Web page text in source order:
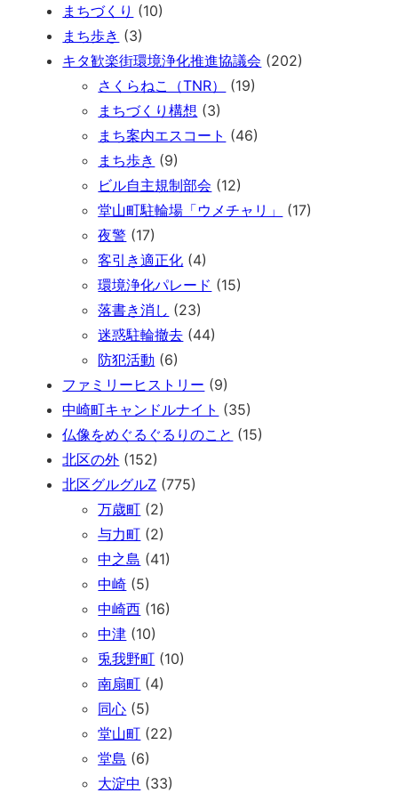
まちづくり (10)
まち歩き (3)
キタ歓楽街環境浄化推進協議会 (202)
さくらねこ（TNR）
(19)
まちづくり構想 (3)
まち案内エスコート (46)
まち歩き (9)
ビル自主規制部会 (12)
堂山町駐輪場「ウメチャリ」
(17)
夜警 (17)
客引き適正化 (4)
環境浄化パレード (15)
落書き消し (23)
迷惑駐輪撤去 (44)
防犯活動 (6)
ファミリーヒストリー (9)
中崎町キャンドルナイト (35)
仏像をめぐるぐるりのこと (15)
北区の外 (152)
北区グルグルZ (775)
万歳町 (2)
与力町 (2)
中之島 (41)
中崎 (5)
中崎西 (16)
中津 (10)
兎我野町 (10)
南扇町 (4)
同心 (5)
堂山町 (22)
堂島 (6)
大淀中 (33)